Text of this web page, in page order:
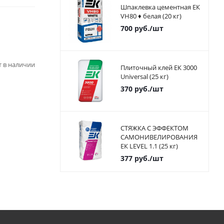
в наличии
Шпаклевка цементная ЕК
VH80 ♦ белая (20 кг)
700руб./шт
Плиточный клей ЕК 3000
Universal (25 кг)
370руб./шт
СТЯЖКА С ЭФФЕКТОМ
САМОНИВЕЛИРОВАНИЯ
ЕК LEVEL 1.1 (25 кг)
377руб./шт